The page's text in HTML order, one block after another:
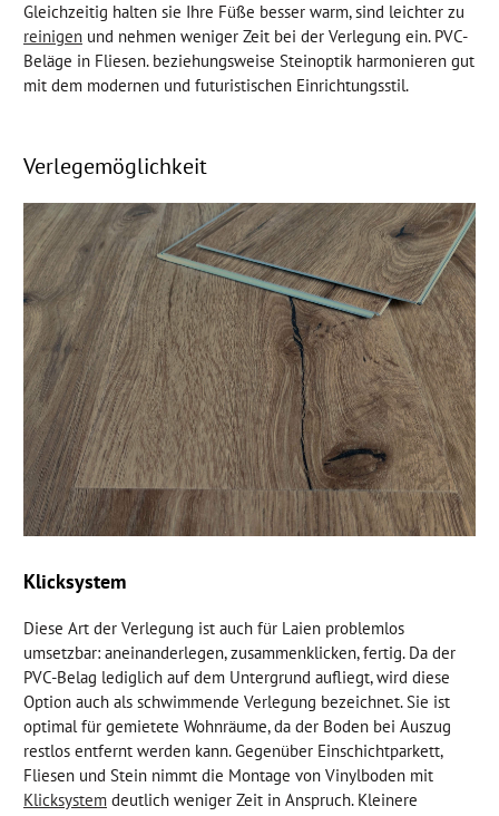
Gleichzeitig halten sie Ihre Füße besser warm, sind leichter zu
reinigen und nehmen weniger Zeit bei der Verlegung ein. PVC-
Beläge in Fliesen. beziehungsweise Steinoptik harmonieren gut
mit dem modernen und futuristischen Einrichtungsstil.
Verlegemöglichkeit
Klicksystem
Diese Art der Verlegung ist auch für Laien problemlos
umsetzbar: aneinanderlegen, zusammenklicken, fertig. Da der
PVC-Belag lediglich auf dem Untergrund aufliegt, wird diese
Option auch als schwimmende Verlegung bezeichnet. Sie ist
optimal für gemietete Wohnräume, da der Boden bei Auszug
restlos entfernt werden kann. Gegenüber Einschichtparkett,
Fliesen und Stein nimmt die Montage von Vinylboden mit
Klicksystem deutlich weniger Zeit in Anspruch. Kleinere